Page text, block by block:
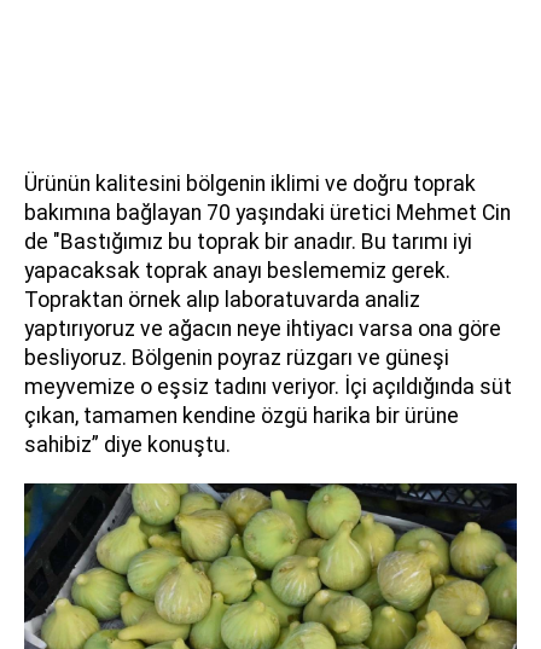
Ürünün kalitesini bölgenin iklimi ve doğru toprak
bakımına bağlayan 70 yaşındaki üretici Mehmet Cin
de "Bastığımız bu toprak bir anadır. Bu tarımı iyi
yapacaksak toprak anayı beslememiz gerek.
Topraktan örnek alıp laboratuvarda analiz
yaptırıyoruz ve ağacın neye ihtiyacı varsa ona göre
besliyoruz. Bölgenin poyraz rüzgarı ve güneşi
meyvemize o eşsiz tadını veriyor. İçi açıldığında süt
çıkan, tamamen kendine özgü harika bir ürüne
sahibiz” diye konuştu.